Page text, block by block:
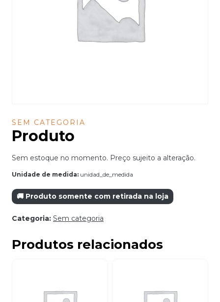
SEM CATEGORIA
Produto
Sem estoque no momento. Preço sujeito a alteração.
Unidade de medida: unidad_de_medida
🚚 Produto somente com retirada na loja
Categoria: Sem categoria
Produtos relacionados